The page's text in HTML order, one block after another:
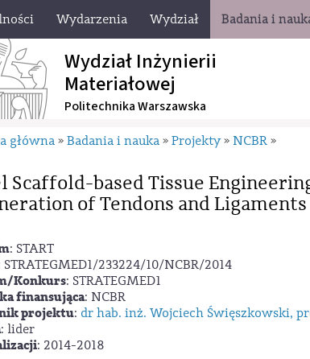
Wydarzenia Wydział Badania i
Wydział Inżynierii
Materiałowej
Politechnika Warszawska
główna » Badania i nauka » Projekty » NCBR »
Scaffold-based Tissue
of Tendons and Ligaments
: START
STRATEGMED1/233224/10/NCBR/2014
Konkurs: STRATEGMED1
finansująca: NCBR
projektu: dr hab. inż. Wojciech Święszkowski,
: lider
: 2014-2018